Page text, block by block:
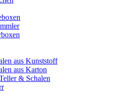
aus Kunststoff
aus Karton
& Schalen